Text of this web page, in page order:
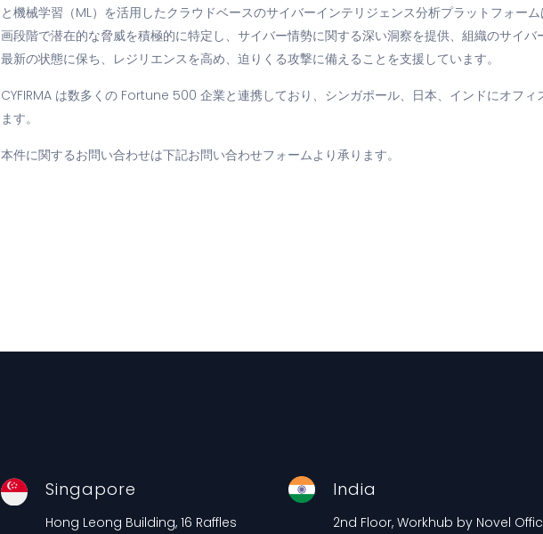
と機械学習（ML）を活用したクラウドベースのサイバーインテリジェンス分析プラットフォー
画段階で潜在的な脅威を積極的に特定し、サイバー情勢に関する深い洞察を提供、組織のサイバ
最新の状態に保ち、レジリエンスを高め、迫りくる攻撃に備えることを支援しています。
CYFIRMA は数多くの Fortune 500 企業と連携しており、シンガポール、日本、インドにオフィ
ます。
本件に関するお問い合わせは下記お問い合わせフォームより承ります。
Singapore
Hong Leong Building, 16 Raffles
India
2nd Floor, Workhub by Novel